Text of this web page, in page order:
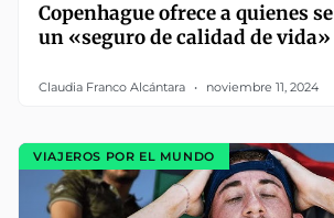
Copenhague ofrece a quienes
un «seguro de calidad de vida»
Claudia Franco Alcántara noviembre 11, 2024
VIAJEROS POR EL MUNDO